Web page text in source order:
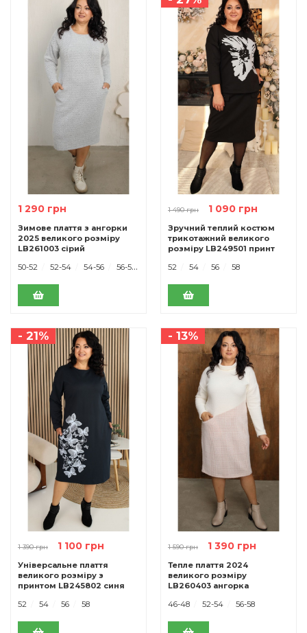
1 290 грн
Зимове плаття з ангорки
2025 великого розміру
LB261003 сірий
50-52
52-54 54-56 56-58
1 490 грн 1 090 грн
Зручний теплий костюм
трикотажний великого
розміру LB249501 принт
52
54 56 58
- 21%
1 390 грн 1 100 грн
Універсальне плаття
великого розміру з
принтом LB245802 синя
52
54 56 58
- 13%
1 590 грн 1 390 грн
Тепле плаття 2024
великого розміру
LB260403 ангорка
46-48
52-54 56-58